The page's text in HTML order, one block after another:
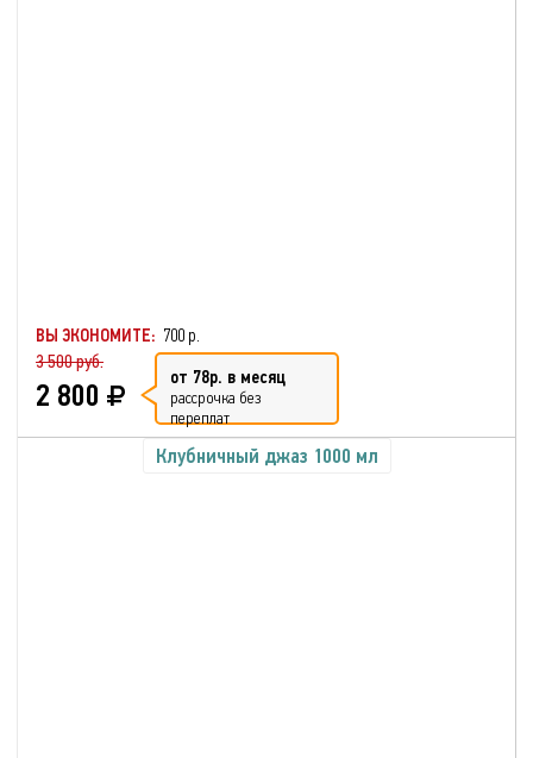
ВЫ ЭКОНОМИТЕ: 700 р.
3 500 руб.
2 800 от 78р. в месяц
рассрочка без
переплат
Клубничный джаз 1000 мл